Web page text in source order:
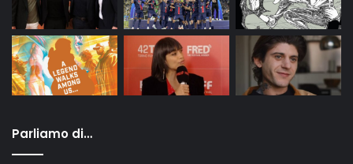
Parliamo di…